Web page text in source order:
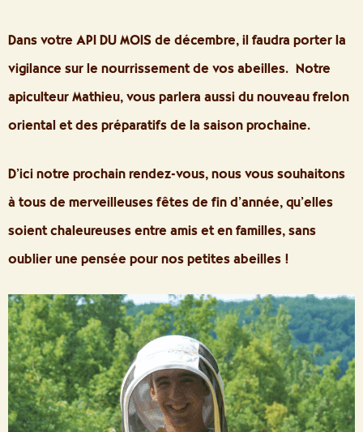
Dans votre API DU MOIS de décembre, il faudra porter la
vigilance sur le nourrissement de vos abeilles. Notre
apiculteur Mathieu, vous parlera aussi du nouveau frelon
oriental et des préparatifs de la saison prochaine.
D’ici notre prochain rendez-vous, nous vous souhaitons
à tous de merveilleuses fêtes de fin d’année, qu’elles
soient chaleureuses entre amis et en familles, sans
oublier une pensée pour nos petites abeilles !